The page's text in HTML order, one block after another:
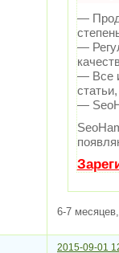
—
—
— Все
—
6-7
2015-09-01